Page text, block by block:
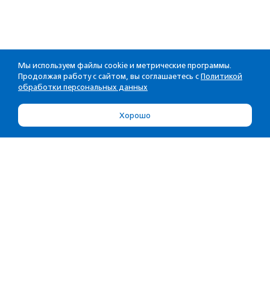
Мы используем файлы cookie и метрические программы.
Продолжая работу с сайтом, вы соглашаетесь с Политикой
обработки персональных данных
Хорошо